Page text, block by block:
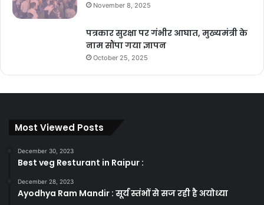
November 8, 2025
पत्रकार सुरक्षा पर गंभीर आघात, मुख्यमंत्री के
नाम सौंपा गया ज्ञापन
October 25, 2025
Most Viewed Posts
December 30, 2023
Best veg Resturant in Raipur :
December 28, 2023
Ayodhya Ram Mandir : सूर्य स्तंभों से सज रही है अयोध्या